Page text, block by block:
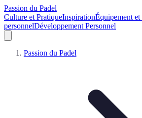
Passion du Padel
Culture et PratiqueInspirationÉquipement
personnelDéveloppement Personnel
Passion du Padel